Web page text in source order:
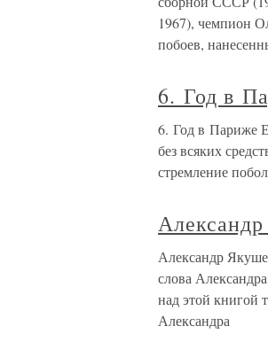
1967), чемпион
побоев,
6. Год в
6. Год в Париже
без всяких
стремление
Александр
слова
над этой книгой
Александра